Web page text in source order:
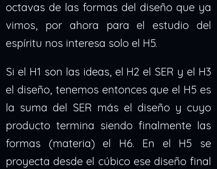
octavas de las formas del diseño que ya
vimos, por ahora para el estudio del
espíritu nos interesa solo el H5.
Si el H1 son las ideas, el H2 el SER y el H3
el diseño, tenemos entonces que el H5 es
la suma del SER más el diseño y cuyo
producto termina siendo finalmente las
formas (materia) el H6. En el H5 se
proyecta desde el cúbico ese diseño final